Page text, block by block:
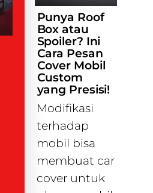
Punya Roof
Box atau
Spoiler? Ini
Cara Pesan
Cover Mobil
Custom
yang Presisi!
Modifikasi
terhadap
mobil bisa
membuat car
cover untuk